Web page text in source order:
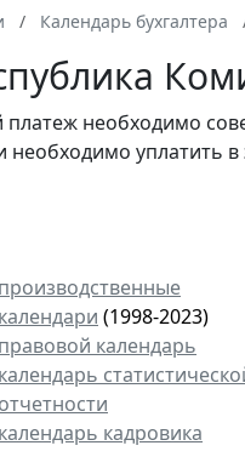
Календарь бухгалтера
платеж необходимо
уплатить
производственные
календари (1998-2023)
правовой календарь
календарь
отчетности
календарь кадровика